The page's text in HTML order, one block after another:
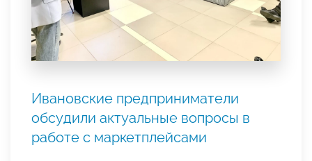
Ивановские предприниматели
обсудили актуальные вопросы в
работе с маркетплейсами